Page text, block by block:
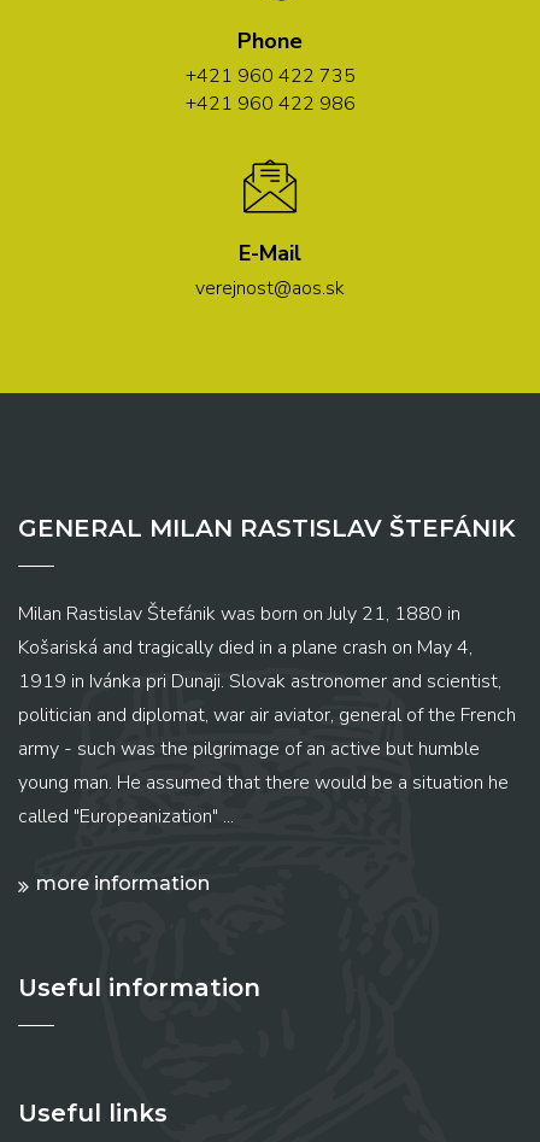
Phone
+421 960 422 735
+421 960 422 986
E-Mail
verejnost@aos.sk
GENERAL MILAN RASTISLAV ŠTEFÁNIK
Milan Rastislav Štefánik was born on July 21, 1880 in
Košariská and tragically died in a plane crash on May 4,
1919 in Ivánka pri Dunaji. Slovak astronomer and scientist,
politician and diplomat, war air aviator, general of the French
army - such was the pilgrimage of an active but humble
young man. He assumed that there would be a situation he
called "Europeanization" ...
more information
Useful information
Useful links